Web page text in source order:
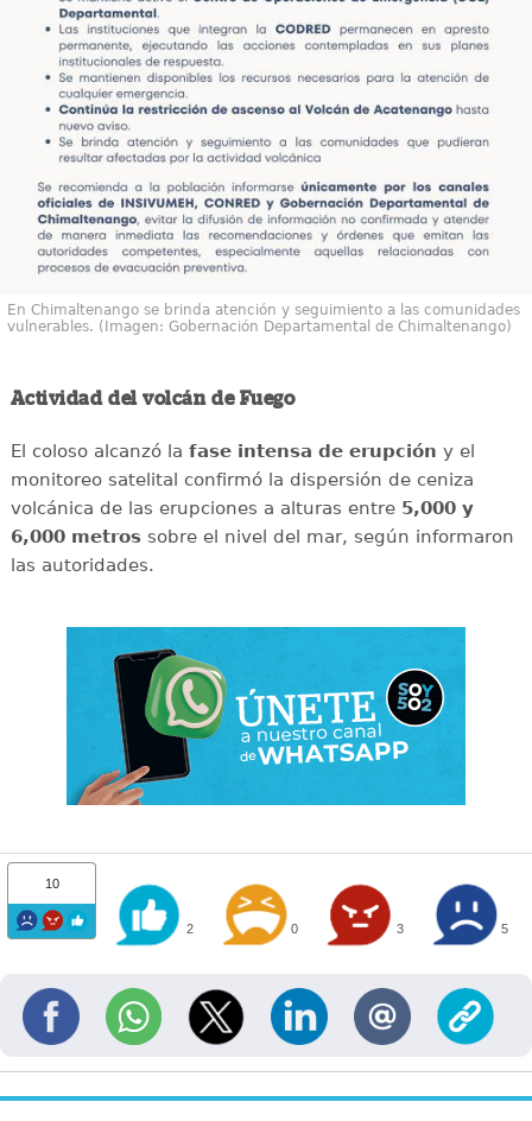
En Chimaltenango se brinda atención y seguimiento a las comunidades
vulnerables. (Imagen: Gobernación Departamental de Chimaltenango)
Actividad del volcán de Fuego
El coloso alcanzó la fase intensa de erupción y el
monitoreo satelital confirmó la dispersión de ceniza
volcánica de las erupciones a alturas entre 5,000 y
6,000 metrossobre el nivel del mar, según informaron
las autoridades.
10
2 0 3 5